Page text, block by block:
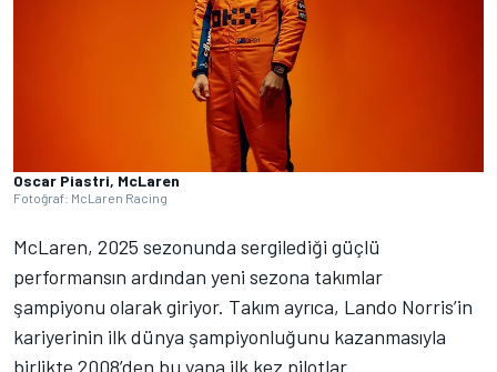
Oscar Piastri, McLaren
Fotoğraf: McLaren Racing
McLaren, 2025 sezonunda sergilediği güçlü
performansın ardından yeni sezona takımlar
şampiyonu olarak giriyor. Takım ayrıca, Lando Norris’in
kariyerinin ilk dünya şampiyonluğunu kazanmasıyla
birlikte 2008’den bu yana ilk kez pilotlar